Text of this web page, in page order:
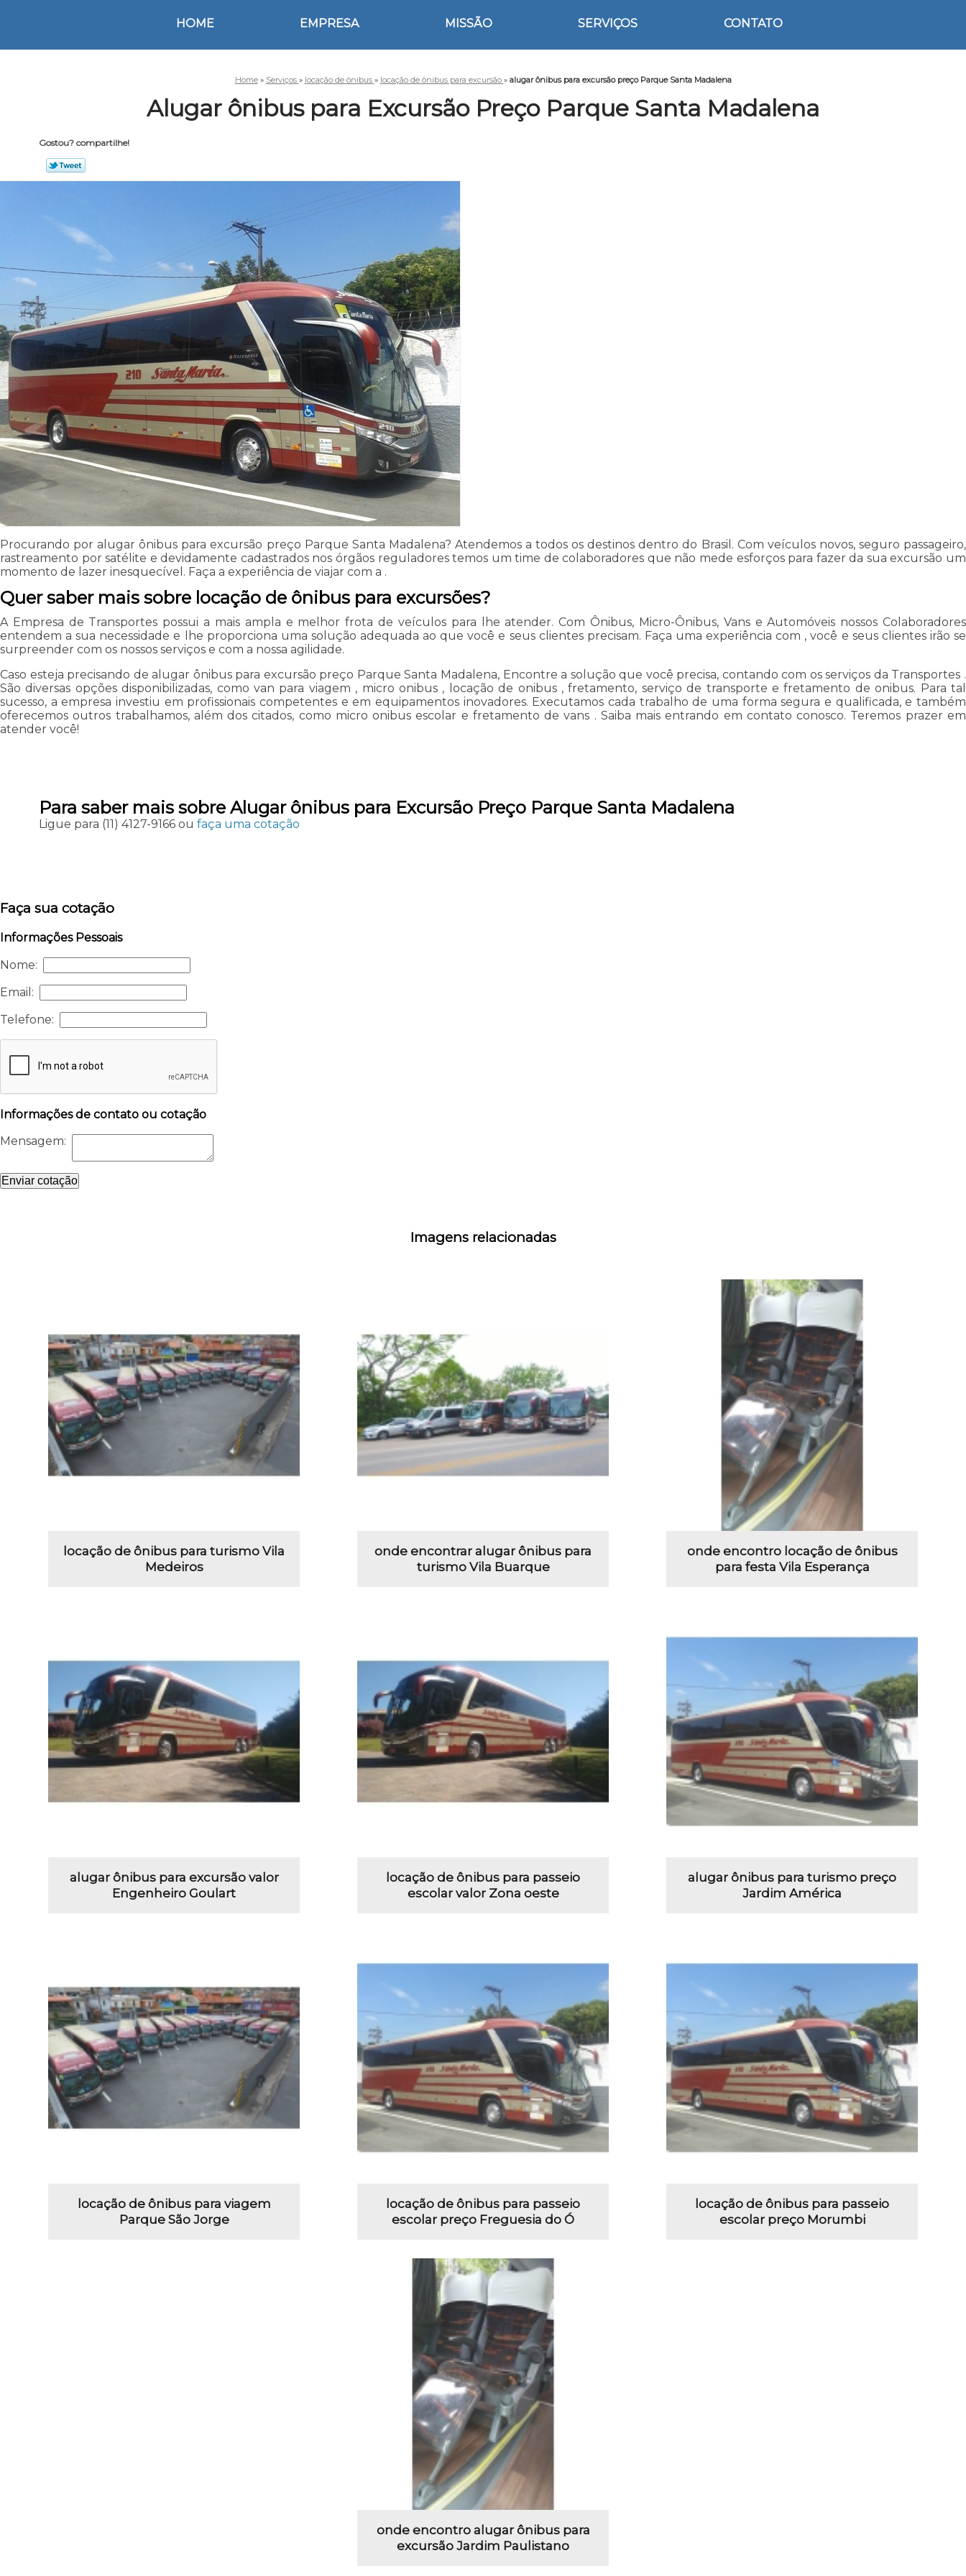
HOME EMPRESA MISSÃO SERVIÇOS CONTATO
Home » Serviços » locação de ônibus » locação de ônibus para excursão » alugar ônibus para excursão preço Parque Santa Madalena
Alugar ônibus para Excursão Preço Parque Santa Madalena
Gostou? compartilhe!
Procurando por alugar ônibus para excursão preço Parque Santa Madalena? Atendemos a todos os destinos dentro do Brasil. Com veículos novos, seguro passageiro,
rastreamento por satélite e devidamente cadastrados nos órgãos reguladores temos um time de colaboradores que não mede esforços para fazer da sua excursão um
momento de lazer inesquecível. Faça a experiência de viajar com a .
Quer saber mais sobre locação de ônibus para excursões?
A Empresa de Transportes possui a mais ampla e melhor frota de veículos para lhe atender. Com Ônibus, Micro-Ônibus, Vans e Automóveis nossos Colaboradores
entendem a sua necessidade e lhe proporciona uma solução adequada ao que você e seus clientes precisam. Faça uma experiência com , você e seus clientes irão se
surpreender com os nossos serviços e com a nossa agilidade.
Caso esteja precisando de alugar ônibus para excursão preço Parque Santa Madalena, Encontre a solução que você precisa, contando com os serviços da Transportes .
São diversas opções disponibilizadas, como van para viagem , micro onibus , locação de onibus , fretamento, serviço de transporte e fretamento de onibus. Para tal
sucesso, a empresa investiu em profissionais competentes e em equipamentos inovadores. Executamos cada trabalho de uma forma segura e qualificada, e também
oferecemos outros trabalhamos, além dos citados, como micro onibus escolar e fretamento de vans . Saiba mais entrando em contato conosco. Teremos prazer em
atender você!
Para saber mais sobre Alugar ônibus para Excursão Preço Parque Santa Madalena
Ligue para (11) 4127-9166ou faça uma cotação
Faça sua cotação
Informações Pessoais
Nome:
Email:
Telefone:
Informações de contato ou cotação
Mensagem:
Enviar cotação
Imagens relacionadas
locação de ônibus para turismo Vila
Medeiros
onde encontrar alugar ônibus para
turismo Vila Buarque
onde encontro locação de ônibus
para festa Vila Esperança
alugar ônibus para excursão valor
Engenheiro Goulart
locação de ônibus para passeio
escolar valor Zona oeste
alugar ônibus para turismo preço
Jardim América
locação de ônibus para viagem
Parque São Jorge
locação de ônibus para passeio
escolar preço Freguesia do Ó
locação de ônibus para passeio
escolar preço Morumbi
onde encontro alugar ônibus para
excursão Jardim Paulistano